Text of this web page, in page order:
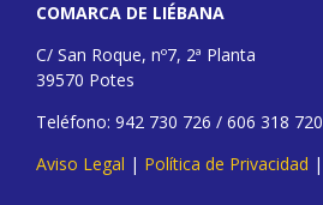
COMARCA DE LIÉBANA
C/ San Roque, nº7, 2ª Planta
39570 Potes
Teléfono: 942 730 726 / 606 318 720
Aviso Legal | Política de Privacidad |